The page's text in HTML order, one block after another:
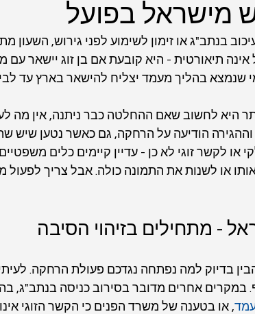
מישראל בפועל
בנתב"ג או זימון לשימוע לפני גירוש, השעון
תיאורטית - היא קובעת אם בן זוג יישאר
שנמצא בהליך מעמד יצליח להישאר בארץ עד
היא לחשוב שאם ההחלטה כבר ניתנה, אין מה
וההגירה הודיעה על הרחקה, גם כאשר נטען שיש
לקשר זוגי לא כן - עדיין קיימים כלים
או לשנות את התמונה כולה. אבל צריך לפעול
- מתחילים בזיהוי הסיבה
בדיוק למה נפתחה נגדכם פעולת הרחקה.
במקרים אחרים מדובר בסירוב כניסה בנתב"ג,
, או בטענה של משרד הפנים כי הקשר הזוגי